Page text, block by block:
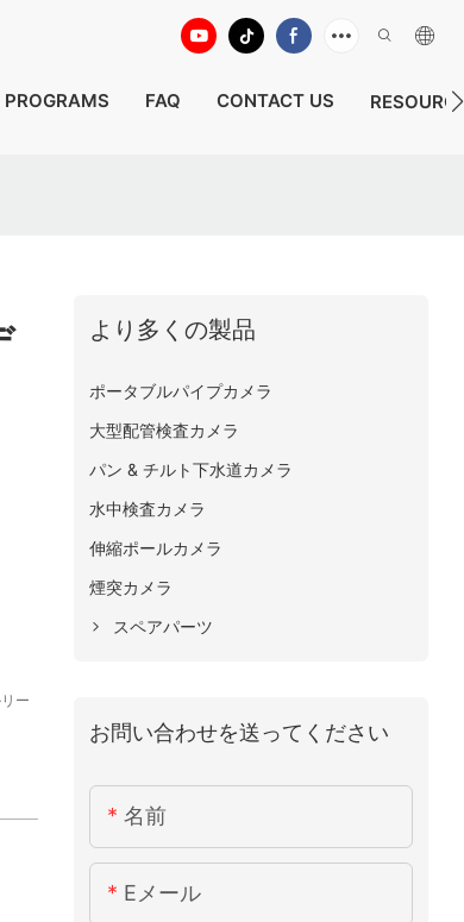
PROGRAMS FAQ CONTACT US
ー
より多くの製品
ポータブルパイプカメラ
大型配管検査カメラ
パン & チルト下水道カメラ
水中検査カメラ
伸縮ポールカメラ
煙突カメラ
スペアパーツ
お問い合わせを送ってください
名前
Eメール